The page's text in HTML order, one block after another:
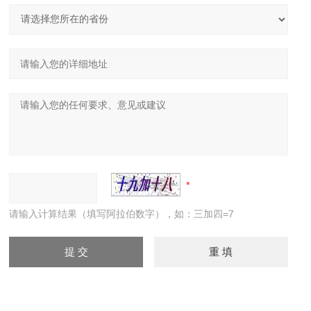
请输入计算结果（填写阿拉伯数字），如：三加四=7